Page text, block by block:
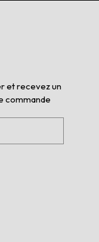
et recevez un
commande